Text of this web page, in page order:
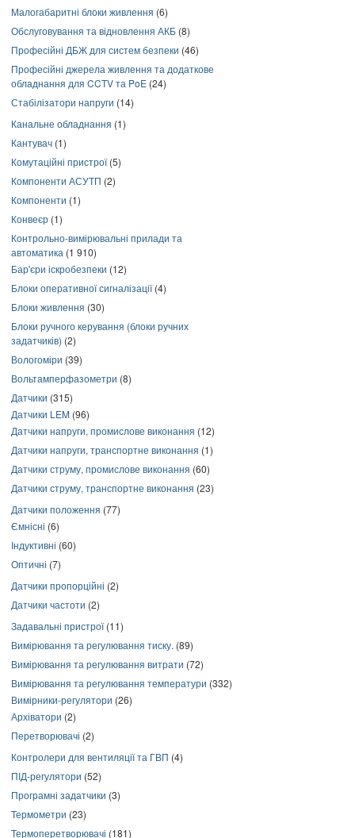
Малогабаритні блоки живлення (6)
Обслуговування та відновлення АКБ (8)
Професійні ДБЖ для систем безпеки (46)
Професійні джерела живлення та додаткове
обладнання для CCTV та PoE (24)
Стабілізатори напруги (14)
Канальне обладнання (1)
Кантувач (1)
Комутаційні пристрої(5)
Компоненти АСУТП (2)
Компоненти (1)
Конвеєр (1)
Контрольно-вимірювальні прилади та
автоматика (1 910)
Бар'єри іскробезпеки (12)
Блоки оперативної сигналізації(4)
Блоки живлення (30)
Блоки ручного керування (блоки ручних
задатчиків) (2)
Вологоміри (39)
Вольтамперфазометри (8)
Датчики (315)
Датчики LEM (96)
Датчики напруги, промислове виконання (12)
Датчики напруги, транспортне виконання (1)
Датчики струму, промислове виконання (60)
Датчики струму, транспортне виконання (23)
Датчики положення (77)
Ємнісні (6)
Індуктивні (60)
Оптичні (7)
Датчики пропорційні (2)
Датчики частоти (2)
Задавальні пристрої(11)
Вимірювання та регулювання тиску. (89)
Вимірювання та регулювання витрати (72)
Вимірювання та регулювання температури (332)
Вимірники-регулятори (26)
Архіватори (2)
Перетворювачі (2)
Контролери для вентиляції та ГВП (4)
ПІД-регулятори (52)
Програмні задатчики (3)
Термометри (23)
Термоперетворювачі (181)